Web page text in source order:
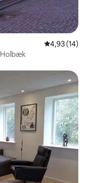
Note
4,93 (14)
aimés